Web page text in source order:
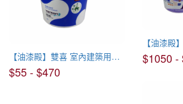
【油漆殿】雙喜 室內建築用批土
$55 - $470
【油漆殿
$1050 -